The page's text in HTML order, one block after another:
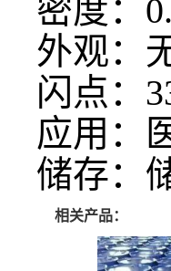
密度：
外观：
闪点：
应用：
储存：
相关产品：